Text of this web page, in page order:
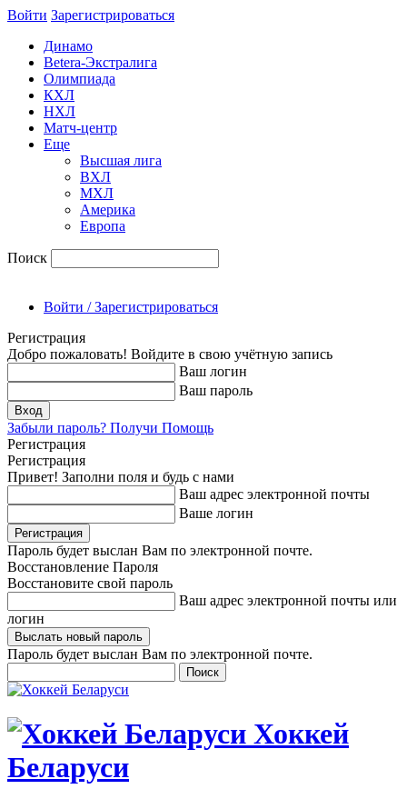
Войти Зарегиcтрироваться
Динамо
Betera-Экстралига
Олимпиада
КХЛ
НХЛ
Матч-центр
Еще
Высшая лига
ВХЛ
МХЛ
Америка
Европа
Поиск
Войти / Зарегистрироваться
Регистрация
Добро пожаловать! Войдите в свою учётную запись
Ваш логин
Ваш пароль
Забыли пароль? Получи Помощь
Регистрация
Регистрация
Привет! Заполни поля и будь с нами
Ваш адрес электронной почты
Ваше логин
Пароль будет выслан Вам по электронной почте.
Восстановление Пароля
Восстановите свой пароль
Ваш адрес электронной почты или
логин
Пароль будет выслан Вам по электронной почте.
Хоккей
Беларуси